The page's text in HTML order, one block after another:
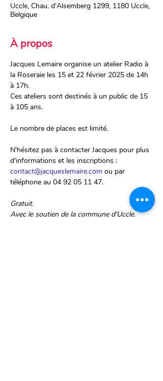
Uccle, Chau. d'Alsemberg 1299, 1180 Uccle,
Belgique
À propos
Jacques Lemaire organise un atelier Radio à
la Roseraie les 15 et 22 février 2025 de 14h
à 17h.
Ces ateliers sont destinés à un public de 15
à 105 ans.
Le nombre de places est limité.
N'hésitez pas à contacter Jacques pour plus
d'informations et les inscriptions :
contact@jacqueslemaire.com ou par
téléphone au 04 92 05 11 47.
Gratuit.
Avec le soutien de la commune d'Uccle.